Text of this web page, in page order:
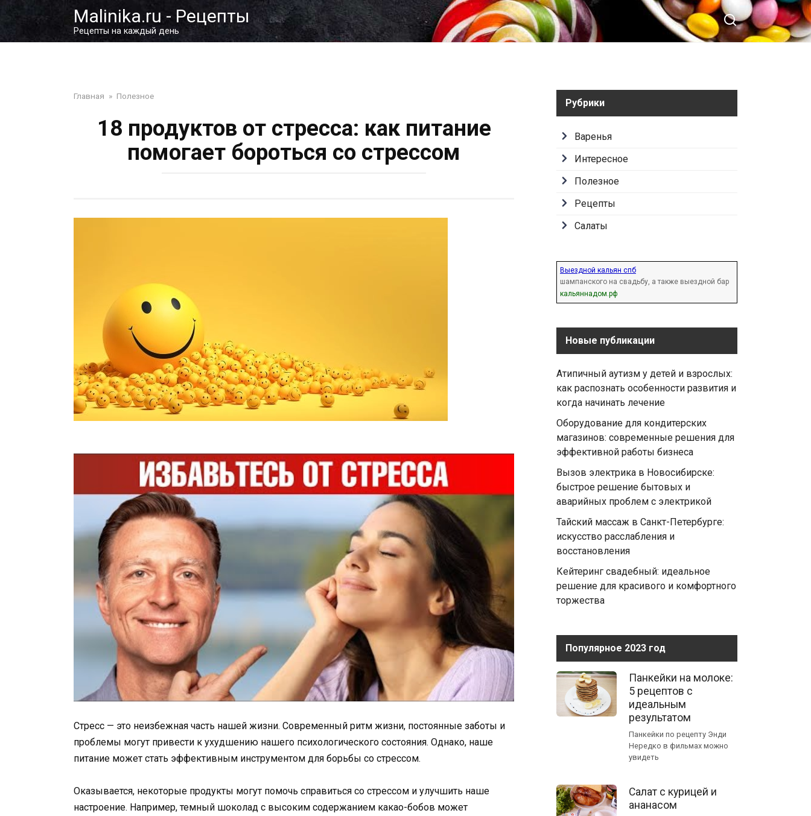
Malinika.ru - Рецепты
Рецепты на каждый день
Главная » Полезное
18 продуктов от стресса: как питание
помогает бороться со стрессом
Стресс — это неизбежная часть нашей жизни. Современный ритм жизни, постоянные заботы и
проблемы могут привести к ухудшению нашего психологического состояния. Однако, наше
питание может стать эффективным инструментом для борьбы со стрессом.
Оказывается, некоторые продукты могут помочь справиться со стрессом и улучшить наше
настроение. Например, темный шоколад с высоким содержанием какао-бобов может
Рубрики
Варенья
Интересное
Полезное
Рецепты
Салаты
Выездной кальян спб
шампанского на свадьбу, а также выездной бар
кальяннадом.рф
Новые публикации
Атипичный аутизм у детей и взрослых:
как распознать особенности развития и
когда начинать лечение
Оборудование для кондитерских
магазинов: современные решения для
эффективной работы бизнеса
Вызов электрика в Новосибирске:
быстрое решение бытовых и
аварийных проблем с электрикой
Тайский массаж в Санкт-Петербурге:
искусство расслабления и
восстановления
Кейтеринг свадебный: идеальное
решение для красивого и комфортного
торжества
Популярное 2023 год
Панкейки на молоке:
5 рецептов с
идеальным
результатом
Панкейки по рецепту Энди
Нередко в фильмах можно
увидеть
Салат с курицей и
ананасом